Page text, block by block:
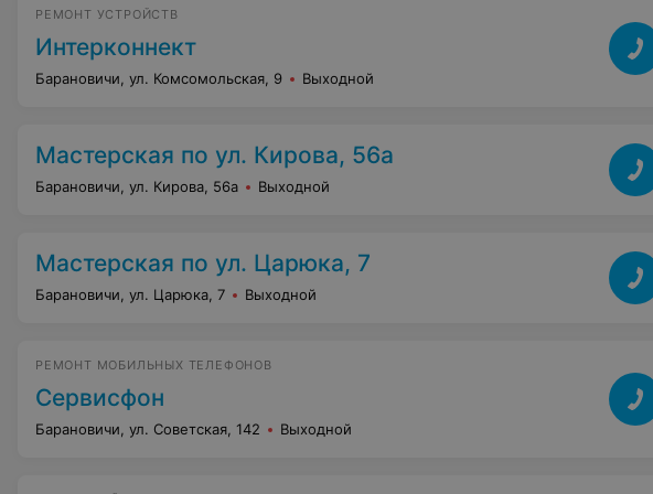
РЕМОНТ УСТРОЙСТВ
Интерконнект
Барановичи, ул. Комсомольская, 9 Выходной
Мастерская по ул. Кирова, 56а
Барановичи, ул. Кирова, 56а Выходной
Мастерская по ул. Царюка, 7
Барановичи, ул. Царюка, 7 Выходной
РЕМОНТ МОБИЛЬНЫХ ТЕЛЕФОНОВ
Сервисфон
Барановичи, ул. Советская, 142 Выходной